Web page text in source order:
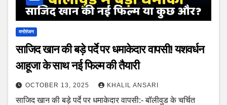
मनोरंजन
साजिद खान की बड़े पर्दे पर धमाकेदार वापसी! यशवर्धन
आहूजा के साथ नई फिल्म की तैयारी
OCTOBER 13, 2025 KHALIL ANSARI
साजिद खान की बड़े पर्दे पर धमाकेदार वापसी:- बॉलीवुड के चर्चित